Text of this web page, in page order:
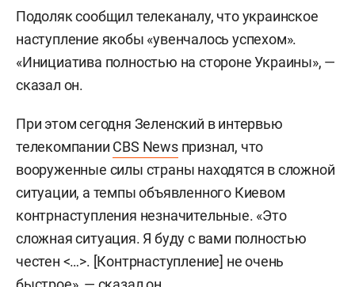
Подоляк сообщил телеканалу, что украинское
наступление якобы «увенчалось успехом».
«Инициатива полностью на стороне Украины», —
сказал он.
При этом сегодня Зеленский в интервью
телекомпании CBS Newsпризнал, что
вооруженные силы страны находятся в сложной
ситуации, а темпы объявленного Киевом
контрнаступления незначительные. «Это
сложная ситуация. Я буду с вами полностью
честен <…>. [Контрнаступление] не очень